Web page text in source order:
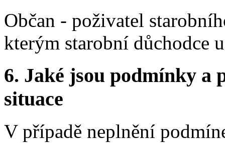
Občan - poživatel
kterým starobní důchodce
6. Jaké jsou podmínky a
situace
V případě neplnění